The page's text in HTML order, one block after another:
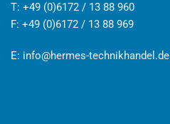
T: +49 (0)6172 / 13 88 960
F: +49 (0)6172 / 13 88 969
E: info@hermes-technikhandel.de